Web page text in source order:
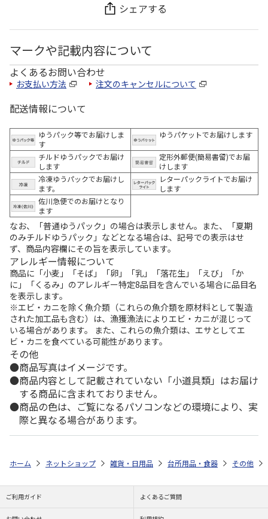
シェアする
マークや記載内容について
よくあるお問い合わせ
お支払い方法 注文のキャンセルについて
配送情報について
ゆうパック等でお届けしま
す
ゆうパケットでお届けします
チルドゆうパックでお届け
します
定形外郵便(簡易書留)でお届
けします
冷凍ゆうパックでお届けし
ます。
レターパックライトでお届け
します
佐川急便でのお届けとなり
ます
なお、「普通ゆうパック」の場合は表示しません。また、「夏期
のみチルドゆうパック」などとなる場合は、記号での表示はせ
ず、商品内容欄にその旨を表示しています。
アレルギー情報について
商品に「小麦」「そば」「卵」「乳」「落花生」「えび」「か
に」「くるみ」のアレルギー特定8品目を含んでいる場合に品目名
を表示します。
※エビ・カニを除く魚介類（これらの魚介類を原材料として製造
された加工品も含む）は、漁獲漁法によりエビ・カニが混じって
いる場合があります。 また、これらの魚介類は、エサとしてエ
ビ・カニを食べている可能性があります。
その他
商品写真はイメージです。
商品内容として記載されていない「小道具類」はお届け
する商品に含まれておりません。
商品の色は、ご覧になるパソコンなどの環境により、実
際と異なる場合があります。
ホーム ネットショップ 雑貨・日用品 台所用品・食器 その他
ご利用ガイド よくあるご質問